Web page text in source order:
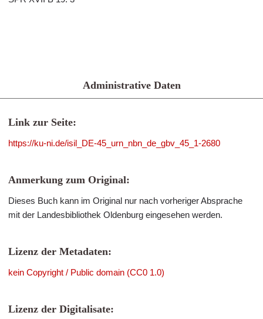
Administrative Daten
Link zur Seite:
https://ku-ni.de/isil_DE-45_urn_nbn_de_gbv_45_1-2680
Anmerkung zum Original:
Dieses Buch kann im Original nur nach vorheriger Absprache
mit der Landesbibliothek Oldenburg eingesehen werden.
Lizenz der Metadaten:
kein Copyright / Public domain (CC0 1.0)
Lizenz der Digitalisate: